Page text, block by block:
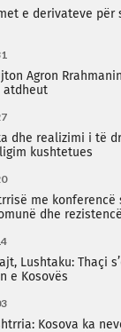
e derivateve për
Agron
atdheut
dhe realizimi i të
kushtetues
me
dhe
Lushtaku: Thaçi
e Kosovës
Kosova ka